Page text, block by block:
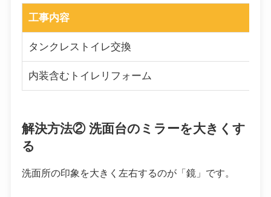
工事内容
タンクレストイレ交換
内装含むトイレリフォーム
解決方法② 洗面台のミラーを大きくす
る
洗面所の印象を大きく左右するのが「鏡」です。